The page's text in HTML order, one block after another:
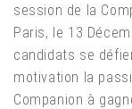
session de la
Paris, le 13
candidats se
motivation la
Companion à